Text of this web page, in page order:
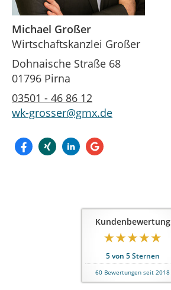
Michael Großer
Wirtschaftskanzlei Großer
Dohnaische Straße 68
01796 Pirna
03501 - 46 86 12
wk-grosser@gmx.de
Kundenbewertung
5von 5Sternen
60 Bewertungen seit 2018